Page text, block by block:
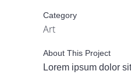
Category
Art
About This Project
Lorem ipsum dolor